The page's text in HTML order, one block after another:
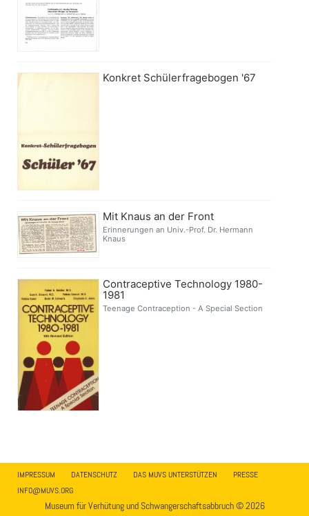
Konkret Schülerfragebogen '67
Mit Knaus an der Front
Erinnerungen an Univ.-Prof. Dr. Hermann
Knaus
Contraceptive Technology 1980-
1981
Teenage Contraception - A Special Section
IMPRESSUM DATENSCHUTZ DAS MUVS UNTERSTÜTZEN
PRESSE
INFO@MUVS.ORG
Museum für Verhütung und Schwangerschaftsabbruch © 2026